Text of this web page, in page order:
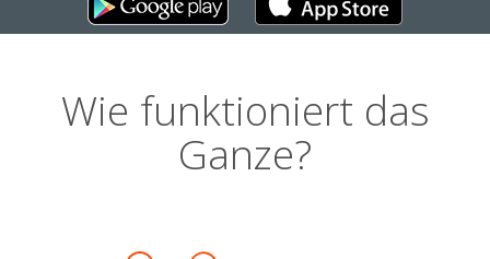
Wie funktioniert das
Ganze?